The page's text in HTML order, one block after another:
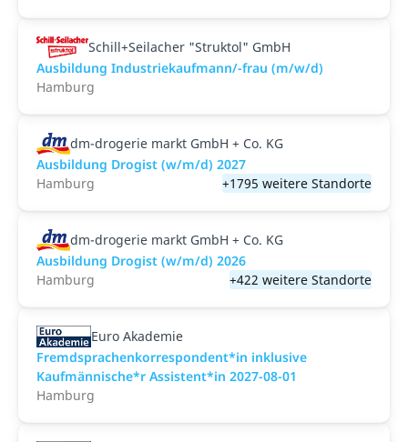
Schill+Seilacher "Struktol" GmbH
Ausbildung Industriekaufmann/-frau (m/w/d)
Hamburg
dm-drogerie markt GmbH + Co. KG
Ausbildung Drogist (w/m/d) 2027
Hamburg
+1795 weitere Standorte
dm-drogerie markt GmbH + Co. KG
Ausbildung Drogist (w/m/d) 2026
Hamburg
+422 weitere Standorte
Euro Akademie
Fremdsprachenkorrespondent*in inklusive
Kaufmännische*r Assistent*in 2027-08-01
Hamburg